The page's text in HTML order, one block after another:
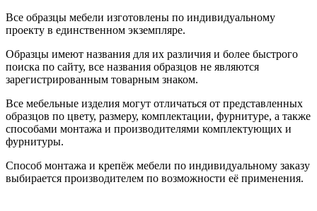
Все образцы мебели изготовлены по индивидуальному
проекту в единственном экземпляре.
Образцы имеют названия для их различия и более быстрого
поиска по сайту, все названия образцов не являются
зарегистрированным товарным знаком.
Все мебельные изделия могут отличаться от представленных
образцов по цвету, размеру, комплектации, фурнитуре, а также
способами монтажа и производителями комплектующих и
фурнитуры.
Способ монтажа и крепёж мебели по индивидуальному заказу
выбирается производителем по возможности её применения.